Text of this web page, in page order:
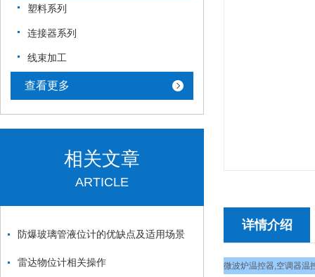
塑料系列
连接器系列
线束加工
查看更多
相关文章
ARTICLE
防爆玻璃管液位计的优缺点及适用场景
雷达物位计相关操作
详情介绍
微波炉温控器,空调器温